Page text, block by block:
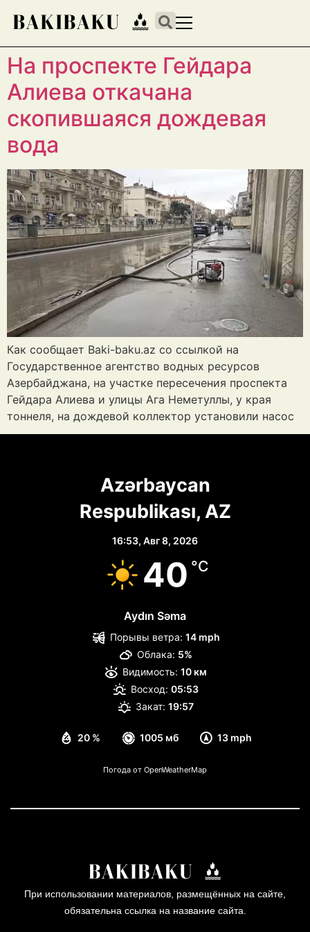
На проспекте Гейдара
Алиева откачана
скопившаяся дождевая
вода
Как сообщает Baki-baku.az со ссылкой на
Государственное агентство водных ресурсов
Азербайджана, на участке пересечения проспекта
Гейдара Алиева и улицы Ага Неметуллы, у края
тоннеля, на дождевой коллектор установили насос
Azərbaycan
Respublikası, AZ
16:53, Авг 8, 2026
40 °C
Aydın Səma
20 % 1005 мб 13 mph
Порывы ветра: 14 mph
Облака: 5%
Видимость: 10 км
Восход: 05:53
Закат: 19:57
Погода от OpenWeatherMap
При использовании материалов, размещённых на сайте,
обязательна ссылка на название сайта.